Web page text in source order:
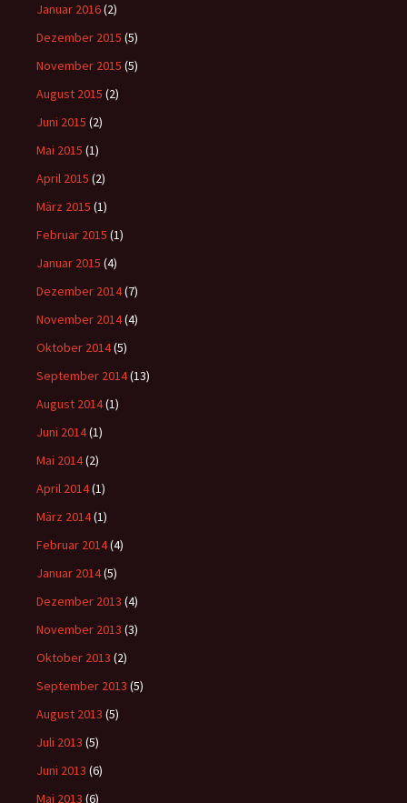
Januar 2016(2)
Dezember 2015 (5)
November 2015 (5)
August 2015 (2)
Juni 2015 (2)
Mai 2015 (1)
April 2015 (2)
März 2015 (1)
Februar 2015 (1)
Januar 2015 (4)
Dezember 2014(7)
November 2014(4)
Oktober 2014(5)
September 2014(13)
August 2014(1)
Juni 2014(1)
Mai 2014(2)
April 2014(1)
März 2014(1)
Februar 2014(4)
Januar 2014(5)
Dezember 2013 (4)
November 2013 (3)
Oktober 2013 (2)
September 2013 (5)
August 2013 (5)
Juli 2013 (5)
Juni 2013 (6)
Mai 2013 (6)